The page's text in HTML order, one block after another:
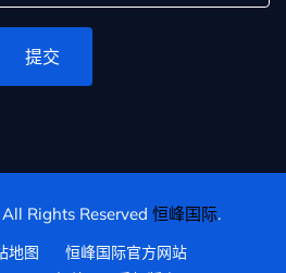
提交
Rights Reserved 恒峰国际.
地图
恒峰国际官方网站